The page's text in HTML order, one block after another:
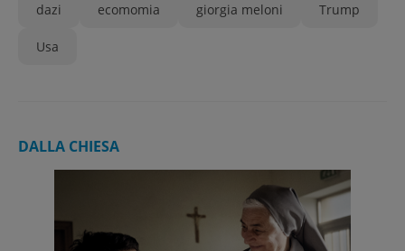
dazi ecomomia giorgia meloni Trump
Usa
DALLA CHIESA